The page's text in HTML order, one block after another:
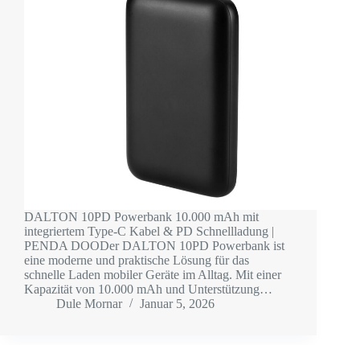
DALTON 10PD Powerbank 10.000 mAh mit
integriertem Type-C Kabel & PD Schnellladung |
PENDA DOODer DALTON 10PD Powerbank ist
eine moderne und praktische Lösung für das
schnelle Laden mobiler Geräte im Alltag. Mit einer
Kapazität von 10.000 mAh und Unterstützung…
Dule Mornar
Januar 5, 2026